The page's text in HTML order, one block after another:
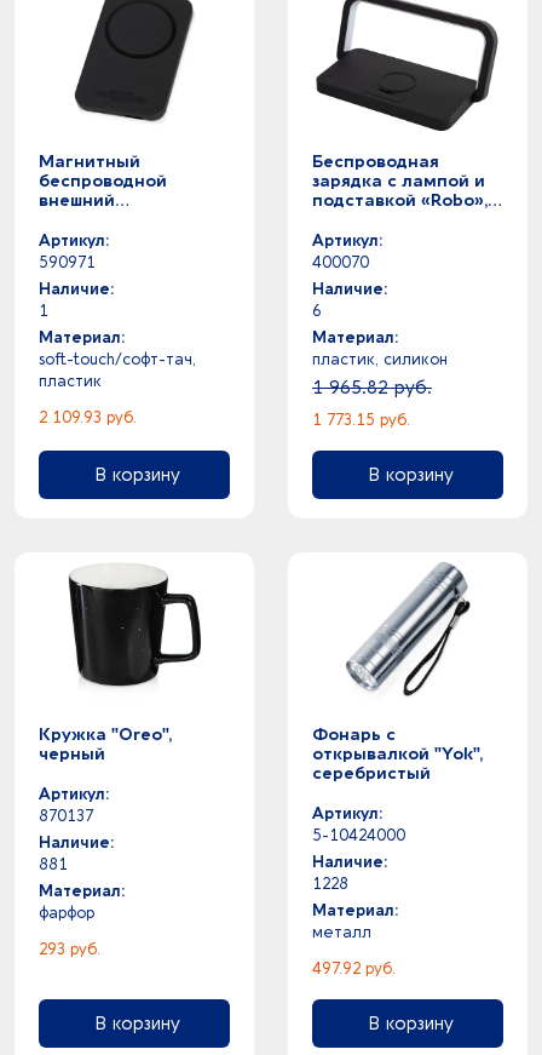
Магнитный
беспроводной
внешний
быстрой зарядкой
QC/PD 20 Вт
«MagnetIQ», 5000
mAh
Артикул:
590971
Наличие:
1
Материал:
soft-touch/софт-тач,
пластик
2 109.93 руб.
В корзину
Беспроводная
зарядка с лампой и
подставкой «Robo»,
Артикул:
400070
Наличие:
6
Материал:
пластик, силикон
1 965.82 руб.
1 773.15 руб.
В корзину
Кружка "Oreo",
черный
Артикул:
870137
Наличие:
881
Материал:
фарфор
293 руб.
В корзину
Фонарь с
открывалкой "Yok",
серебристый
Артикул:
5-10424000
Наличие:
1228
Материал:
металл
497.92 руб.
В корзину